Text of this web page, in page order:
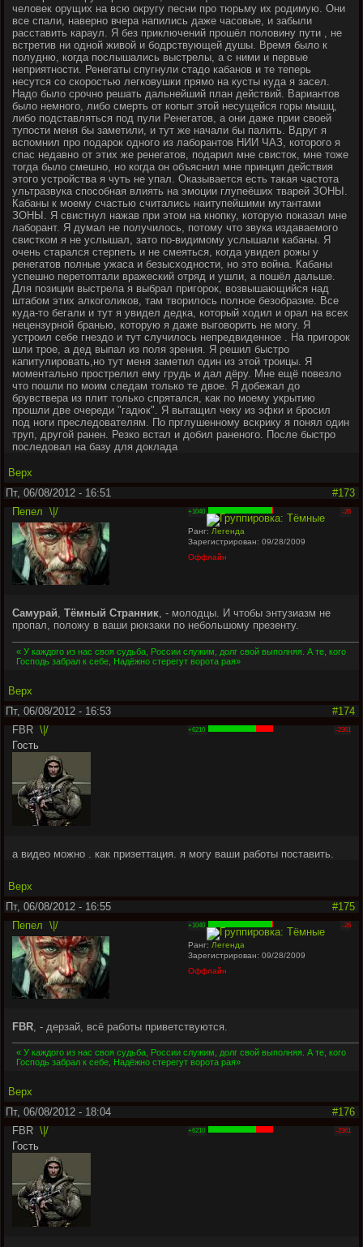
человек орущих на всю округу песни про тюрьму их родимую. Они
все спали, наверно вчера напились даже часовые, и забыли
расставить караул. Я без приключений прошёл половину пути , не
встретив ни одной живой и бодрствующей душы. Время было к
полудню, когда послышались выстрелы, а с ними и первые
неприятности. Ренегаты спугнули стадо кабанов и те теперь
несутся со скоростью легковушки прямо на кусты куда я засел.
Надо было срочно решать дальнейший план действий. Вариантов
было немного, либо смерть от копыт этой несущейся горы мышц,
либо подставляться под пули Ренегатов, а они даже прии своей
тупости меня бы заметили, и тут же начали бы палить. Вдруг я
вспомнил про подарок одного из лаборантов НИИ ЧАЗ, которого я
спас недавно от этих же ренегатов, подарил мне свисток, мне тоже
тогда было смешно, но когда он объяснил мне принцип действия
этого устройства я чуть не упал. Оказывается есть такая частота
ультразвука способная влиять на эмоции глупеёших тварей ЗОНЫ.
Кабаны к моему счастью считались наитупейшими мутантами
ЗОНЫ. Я свистнул нажав при этом на кнопку, которую показал мне
лаборант. Я думал не получилось, потому что звука издаваемого
свистком я не услышал, зато по-видимому услышали кабаны. Я
очень старался стерпеть и не смеяться, когда увидел рожы у
ренегатов полные ужаса и безысходности, но это война. Кабаны
успешно перетоптали вражеский отряд и ушли, а пошёл дальше.
Для позиции выстрела я выбрал пригорок, возвышающийся над
штабом этих алкоголиков, там творилось полное безобразие. Все
куда-то бегали и тут я увидел дедка, который ходил и орал на всех
нецензурной бранью, которую я даже выговорить не могу. Я
устроил себе гнездо и тут случилось непредвиденное . На пригорок
шли трое, а дед выпал из поля зрения. Я решил быстро
капитулировать,но тут меня заметил один из этой троицы. Я
моментально прострелил ему грудь и дал дёру. Мне ещё повезло
что пошли по моим следам только те двое. Я добежал до
брувствера из плит только спрятался, как по моему укрытию
прошли две очереди "гадюк". Я вытащил чеку из эфки и бросил
под ноги преследователям. По прглушенному вскрику я понял один
труп, другой ранен. Резко встал и добил раненого. После быстро
последовал на базу для доклада
Верх
Пт, 06/08/2012 - 16:51
#173
Пепел \|/ +1040 -26
Ранг:Легенда
Зарегистрирован: 09/28/2009
Оффлайн
Самурай, Тёмный Странник, - молодцы. И чтобы энтузиазм не
пропал, положу в ваши рюкзаки по небольшому презенту.
« У каждого из нас своя судьба, России служим, долг свой выполняя. А те, кого
Господь забрал к себе, Надёжно стерегут ворота рая»
Верх
Пт, 06/08/2012 - 16:53
#174
FBR \|/
Гость
+6210 -2361
а видео можно . как призеттация. я могу ваши работы поставить.
Верх
Пт, 06/08/2012 - 16:55
#175
Пепел \|/ +1040 -26
Ранг: Легенда
Зарегистрирован: 09/28/2009
Оффлайн
FBR , - дерзай, всё работы приветствуются.
« У каждого из нас своя судьба, России служим, долг свой выполняя. А те, кого
Господь забрал к себе, Надёжно стерегут ворота рая»
Верх
Пт, 06/08/2012 - 18:04
#176
FBR \|/
Гость
+6210 -2361